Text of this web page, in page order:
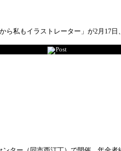
私もイラストレーター」が2月17
Post